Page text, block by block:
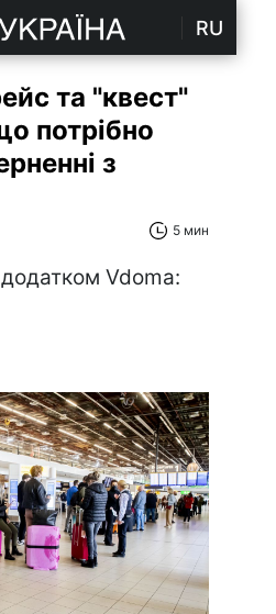
RU
та "квест"
потрібно
з
5 мин
Vdoma: